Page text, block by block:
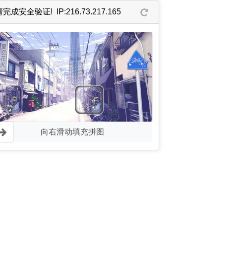
完成安全验证! IP:216.73.217.165
向右滑动填充拼图